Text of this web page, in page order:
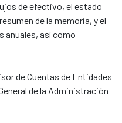
de efectivo, el estado
de la memoria, y el
anuales, así como
de Cuentas de Entidades
de la Administración